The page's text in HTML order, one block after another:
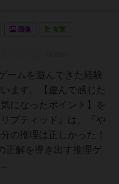
画像 充実
ームを遊んできた経験
ます。【遊んで感じた
になったポイント】を
プティッド』は、「や
の推理は正しかった！
正解を導き出す推理ゲ